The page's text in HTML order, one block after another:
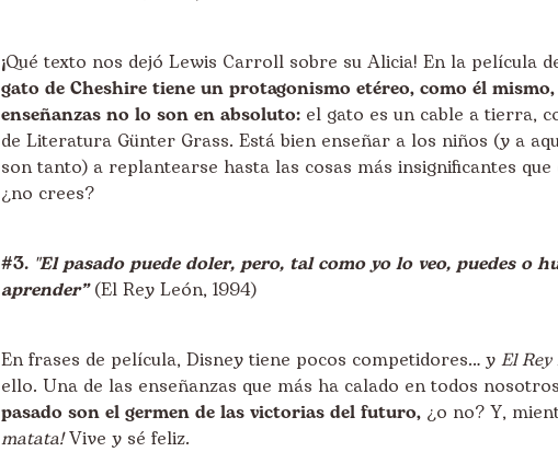
¡Qué texto nos dejó Lewis Carroll sobre su Alicia! En la película
gato de Cheshire tiene un protagonismo etéreo, como él
enseñanzas no lo son en absoluto: el gato es un cable a tierra,
de Literatura Günter Grass. Está bien enseñar a los niños (y a
son tanto) a replantearse hasta las cosas más insignificantes
¿no crees?
#3. "El pasado puede doler, pero, tal como yo lo veo, puedes o
aprender”(El Rey León, 1994)
En frases de película, Disney tiene pocos competidores… y El Rey
ello. Una de las enseñanzas que más ha calado en todos
pasado son el germen de las victorias del futuro, ¿o no? Y,
matata!Vive y sé feliz.